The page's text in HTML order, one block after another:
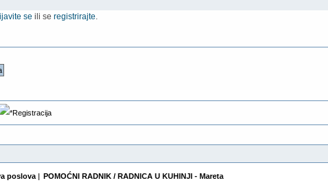
se ili seregistrirajte.
Registracija
poslova| POMOĆNI RADNIK / RADNICA U KUHINJI - Mareta